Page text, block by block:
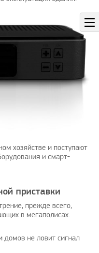
хозяйстве и поступают
и смарт-
приставки
прежде всего,
в мегаполисах.
домов не ловит сигнал